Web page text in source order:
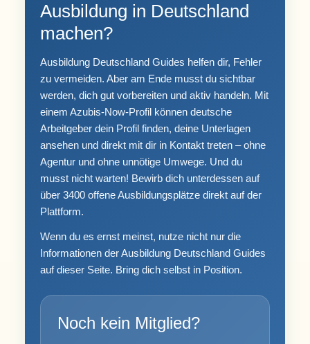
Ausbildung in Deutschland
machen?
Ausbildung Deutschland Guides helfen dir, Fehler
zu vermeiden. Aber am Ende musst du sichtbar
werden, dich gut vorbereiten und aktiv handeln. Mit
einem Azubis-Now-Profil können deutsche
Arbeitgeber dein Profil finden, deine Unterlagen
ansehen und direkt mit dir in Kontakt treten – ohne
Agentur und ohne unnötige Umwege. Und du
musst nicht warten! Bewirb dich unterdessen auf
über 3400 offene Ausbildungsplätze direkt auf der
Plattform.
Wenn du es ernst meinst, nutze nicht nur die
Informationen der Ausbildung Deutschland Guides
auf dieser Seite. Bring dich selbst in Position.
Noch kein Mitglied?